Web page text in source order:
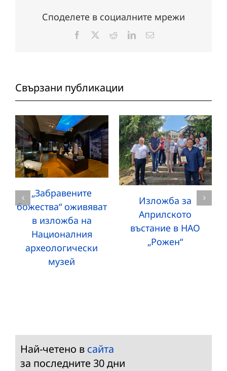
Споделете в социалните мрежи
Facebook RedditLinkedInЕлектронна
Свързани публикации
„Забравените
божества“ оживяват
в изложба на
Националния
археологически
музей
Изложба за
Априлското
въстание в НАО
„Рожен“
Най-четено в сайта
за последните 30 дни